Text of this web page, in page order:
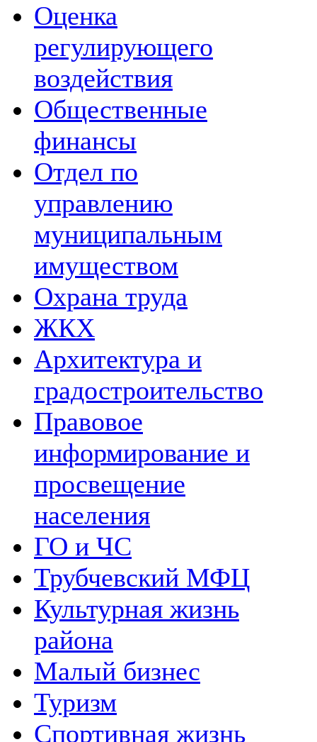
Оценка
регулирующего
воздействия
Общественные
финансы
Отдел по
управлению
муниципальным
имуществом
Охрана труда
ЖКХ
Архитектура и
градостроительство
Правовое
информирование и
просвещение
населения
ГО и ЧС
Трубчевский МФЦ
Культурная жизнь
района
Малый бизнес
Туризм
Спортивная жизнь